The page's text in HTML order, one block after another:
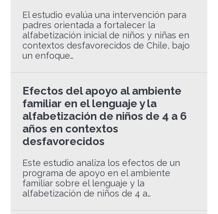
El estudio evalúa una intervención para
padres orientada a fortalecer la
alfabetización inicial de niños y niñas en
contextos desfavorecidos de Chile, bajo
un enfoque…
Efectos del apoyo al ambiente
familiar en el lenguaje y la
alfabetización de niños de 4 a 6
años en contextos
desfavorecidos
Este estudio analiza los efectos de un
programa de apoyo en el ambiente
familiar sobre el lenguaje y la
alfabetización de niños de 4 a…